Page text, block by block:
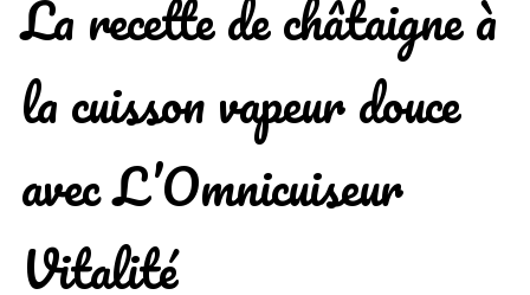
La recette de châtaigne à
la cuisson vapeur douce
avec L’Omnicuiseur
Vitalité